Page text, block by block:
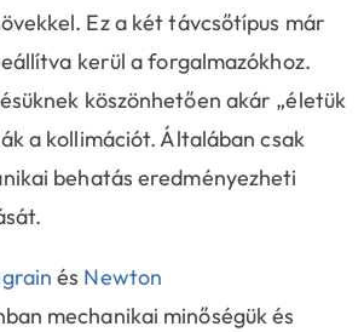
Ez a két távcsőtípus már
kerül a forgalmazókhoz.
köszönhetően akár „életük
a kollimációt. Általában csak
behatás eredményezheti
és Newton
mechanikai minőségük és